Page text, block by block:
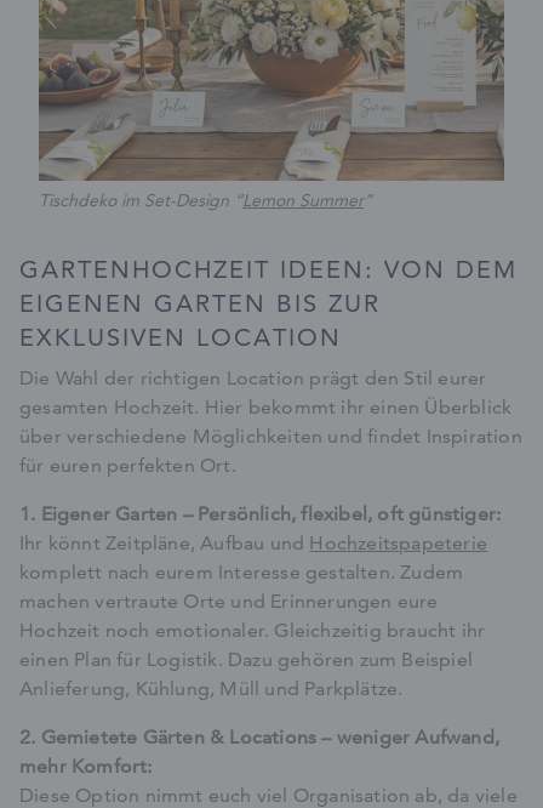
Tischdeko im Set-Design “Lemon Summer”
GARTENHOCHZEIT IDEEN: VON DEM
EIGENEN GARTEN BIS ZUR
EXKLUSIVEN LOCATION
Die Wahl der richtigen Location prägt den Stil eurer
gesamten Hochzeit. Hier bekommt ihr einen Überblick
über verschiedene Möglichkeiten und findet Inspiration
für euren perfekten Ort.
1. Eigener Garten – Persönlich, flexibel, oft günstiger:
Ihr könnt Zeitpläne, Aufbau und Hochzeitspapeterie
komplett nach eurem Interesse gestalten. Zudem
machen vertraute Orte und Erinnerungen eure
Hochzeit noch emotionaler. Gleichzeitig braucht ihr
einen Plan für Logistik. Dazu gehören zum Beispiel
Anlieferung, Kühlung, Müll und Parkplätze.
2. Gemietete Gärten & Locations – weniger Aufwand,
mehr Komfort:
Diese Option nimmt euch viel Organisation ab, da viele